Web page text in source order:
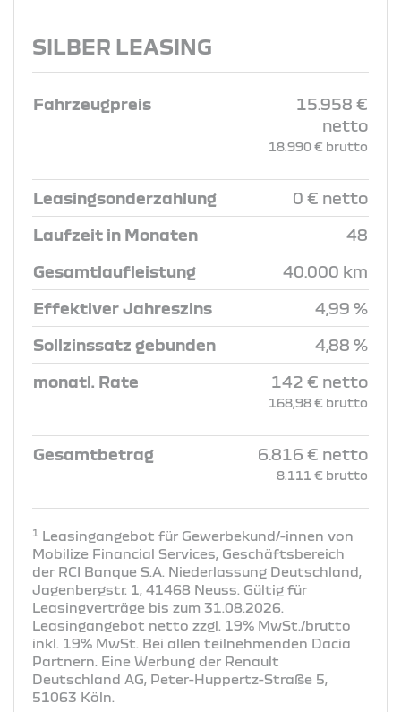
SILBER LEASING
Fahrzeugpreis
15.958 €
netto
18.990 € brutto
Leasingsonderzahlung 0 € netto
Laufzeit in Monaten 48
Gesamtlaufleistung 40.000 km
Effektiver Jahreszins 4,99 %
Sollzinssatz gebunden 4,88 %
monatl. Rate 142 € netto
168,98 € brutto
Gesamtbetrag 6.816 € netto
8.111 € brutto
1 Leasingangebot für Gewerbekund/-innen von
Mobilize Financial Services, Geschäftsbereich
der RCI Banque S.A. Niederlassung Deutschland,
Jagenbergstr. 1, 41468 Neuss. Gültig für
Leasingverträge bis zum 31.08.2026.
Leasingangebot netto zzgl. 19% MwSt./brutto
inkl. 19% MwSt. Bei allen teilnehmenden Dacia
Partnern. Eine Werbung der Renault
Deutschland AG, Peter-Huppertz-Straße 5,
51063 Köln.